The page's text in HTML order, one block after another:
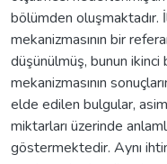
bölümden
mekanizmasının bir
düşünülmüş, bunun
mekanizmasının
elde edilen bulgular,
miktarları üzerinde
göstermektedir. Aynı